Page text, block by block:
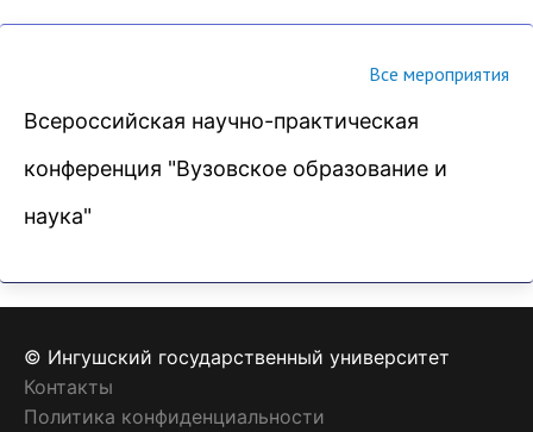
Все мероприятия
Всероссийская научно-практическая
конференция "Вузовское образование и
наука"
© Ингушский государственный университет
Контакты
Политика конфиденциальности